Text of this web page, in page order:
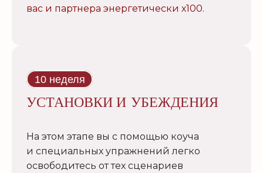
вас и партнера энергетически х100.
10 неделя
УСТАНОВКИ И УБЕЖДЕНИЯ
На этом этапе вы с помощью коуча
и специальных упражнений легко
освободитесь от тех сценариев